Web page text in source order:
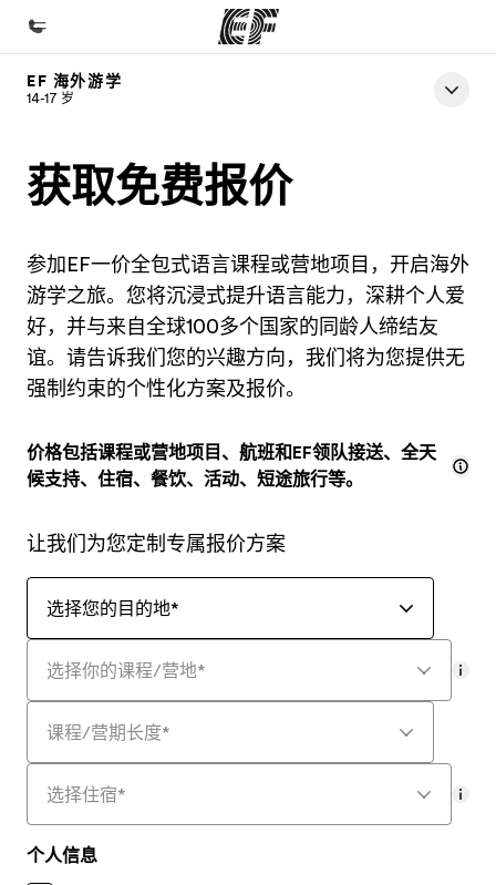
首页
课程
办公室
查找您附近的办公室
关于我们
企业文化
加入我们
EF 海外游学
14-17 岁
获取免费报价
参加EF一价全包式语言课程或营地项目，开启海外
游学之旅。您将沉浸式提升语言能力，深耕个人爱
好，并与来自全球100多个国家的同龄人缔结友
谊。请告诉我们您的兴趣方向，我们将为您提供无
强制约束的个性化方案及报价。
价格包括课程或营地项目、航班和EF领队接送、全天
候支持、住宿、餐饮、活动、短途旅行等。
让我们为您定制专属报价方案
选择您的目的地*
选择你的课程/营地*
课程/营期长度*
选择住宿*
个人信息